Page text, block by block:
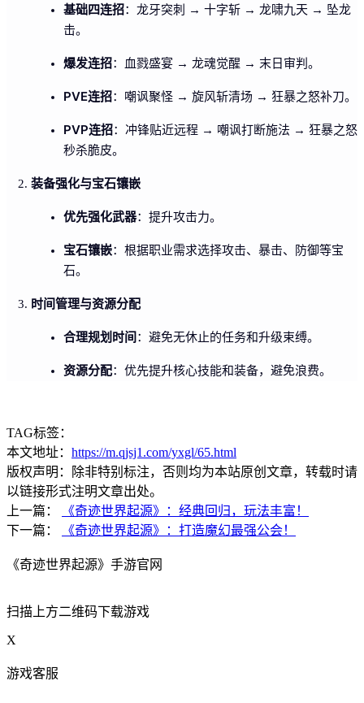
基础四连招：龙牙突刺 → 十字斩 → 龙啸九天 → 坠龙
击。
爆发连招：血戮盛宴 → 龙魂觉醒 → 末日审判。
PVE连招：嘲讽聚怪 → 旋风斩清场 → 狂暴之怒补刀。
PVP连招：冲锋贴近远程 → 嘲讽打断施法 → 狂暴之怒
秒杀脆皮。
装备强化与宝石镶嵌
优先强化武器：提升攻击力。
宝石镶嵌：根据职业需求选择攻击、暴击、防御等宝
石。
时间管理与资源分配
合理规划时间：避免无休止的任务和升级束缚。
资源分配：优先提升核心技能和装备，避免浪费。
TAG标签：
本文地址： https://m.qjsj1.com/yxgl/65.html
版权声明：除非特别标注，否则均为本站原创文章，转载时请
以链接形式注明文章出处。
上一篇：
《奇迹世界起源》：经典回归，玩法丰富！
下一篇：
《奇迹世界起源》：打造魔幻最强公会！
《奇迹世界起源》手游官网
扫描上方二维码下载游戏
X
游戏客服